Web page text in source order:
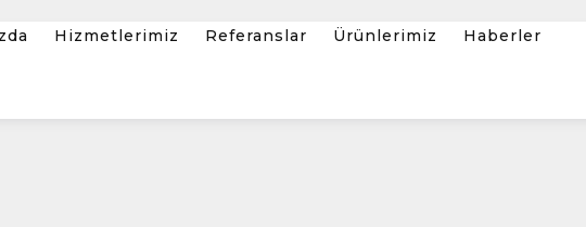
Hizmetlerimiz Referanslar Ürünlerimiz Haberler